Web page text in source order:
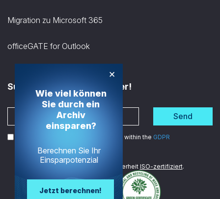
Migration zu Microsoft 365
officeGATE for Outlook
Subscribe to the Newsletter!
Send
I agree to the processing of my data within the GDPR
Wir sind im Bereich Datensicherheit ISO-zertifiziert.
×
Wie viel können
Sie durch ein
Archiv
einsparen?
Berechnen Sie Ihr
Einsparpotenzial
Jetzt berechnen!